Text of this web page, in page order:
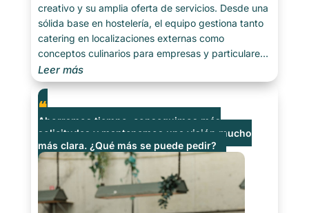
creativo y su amplia oferta de servicios. Desde una
sólida base en hostelería, el equipo gestiona tanto
catering en localizaciones externas como
conceptos culinarios para empresas y particulares.
Con un ojo atento a la presentación y la
experiencia, Culinice transforma cada [...]
Leer más
Ahorramos tiempo, conseguimos más
solicitudes y mantenemos una visión mucho
más clara. ¿Qué más se puede pedir?